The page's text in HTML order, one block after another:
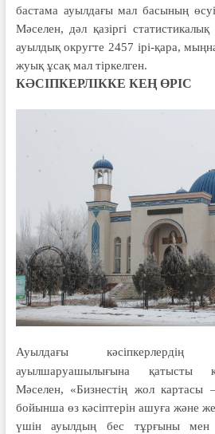
бастама ауылдағы мал басының
Мәселен, дәл қазіргі статистикалық
ауылдық округте 2457 ірі-қара,
жуық ұсақ мал тіркелген.
КӘСІПКЕРЛІККЕ КЕҢ ӨРІС
Ауылдағы
ауылшаруашылығына қатысты
Мәселен, «Бизнестің жол
бойынша өз кәсіп­терін ашуға және
үшін ауылдың бес тұрғыны